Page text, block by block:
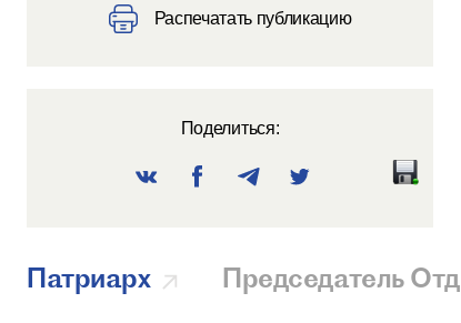
Распечатать публикацию
Поделиться:
Патриарх Председатель